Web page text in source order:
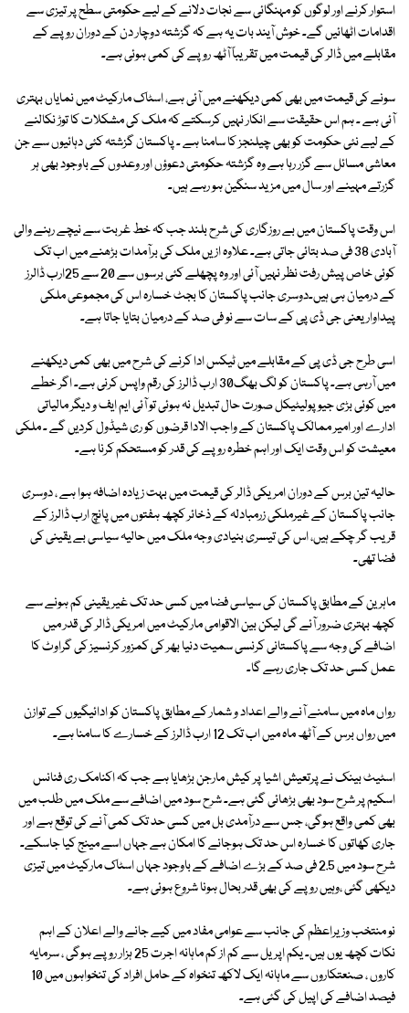
استوار کرنے اور لوگوں کو مہنگائی سے نجات دلانے کے لیے حکومتی سطح پر تیزی سے
اقدامات اٹھائیں گے۔ خوش آیند بات یہ ہے کہ گزشتہ دوچار دن کے دوران روپے کے
مقابلے میں ڈالر کی قیمت میں تقریباً آٹھ روپے کی کمی ہوئی ہے۔
سونے کی قیمت میں بھی کمی دیکھنے میں آئی ہے، اسٹاک مارکیٹ میں نمایاں بہتری
آئی ہے ۔ ہم اس حقیقت سے انکار نہیں کرسکتے کہ ملک کی مشکلات کا توڑ نکالنے
کے لیے نئی حکومت کو بھی چیلنجز کا سامنا ہے ۔ پاکستان گزشتہ کئی دہائیوں سے جن
معاشی مسائل سے گزر رہا ہے وہ گزشتہ حکومتی دعوؤں اور وعدوں کے باوجود بھی ہر
گزرتے مہینے اور سال میں مزید سنگین ہو رہے ہیں۔
اس وقت پاکستان میں بے روزگاری کی شرح بلند جب کہ خط غربت سے نیچے رہنے والی
آبادی 38 فی صد بتائی جاتی ہے۔ علاوہ ازیں ملک کی برآمدات بڑھنے میں اب تک
کوئی خاص پیش رفت نظر نہیں آئی اور وہ پچھلے کئی برسوں سے 20 سے 25ارب ڈالرز
کے درمیان ہی ہیں۔دوسری جانب پاکستان کا بجٹ خسارہ اس کی مجموعی ملکی
پیداوار یعنی جی ڈی پی کے سات سے نو فی صد کے درمیان بتایا جاتا ہے۔
اسی طرح جی ڈی پی کے مقابلے میں ٹیکس ادا کرنے کی شرح میں بھی کمی دیکھنے
میں آرہی ہے۔ پاکستان کو لگ بھگ30 ارب ڈالرز کی رقم واپس کرنی ہے۔ اگر خطے
میں کوئی بڑی جیو پولیٹیکل صورت حال تبدیل نہ ہوئی تو آئی ایم ایف و دیگر مالیاتی
ادارے اور امیر ممالک پاکستان کے واجب الادا قرضوں کو ری شیڈول کردیں گے ۔ ملکی
معیشت کو اس وقت ایک اور اہم خطرہ روپے کی قدر کو مستحکم کرنا ہے۔
حالیہ تین برس کے دوران امریکی ڈالر کی قیمت میں بہت زیادہ اضافہ ہوا ہے ، دوسری
جانب پاکستان کے غیرملکی زرمبادلہ کے ذخائر کچھ ہفتوں میں پانچ ارب ڈالرز کے
قریب گر چکے ہیں، اس کی تیسری بنیادی وجہ ملک میں حالیہ سیاسی بے یقینی کی
فضا تھی۔
ماہرین کے مطابق پاکستان کی سیاسی فضا میں کسی حد تک غیر یقینی کم ہونے سے
کچھ بہتری ضرور آئے گی لیکن بین الاقوامی مارکیٹ میں امریکی ڈالر کی قدر میں
اضافے کی وجہ سے پاکستانی کرنسی سمیت دنیا بھر کی کمزور کرنسیز کی گراوٹ کا
عمل کسی حد تک جاری رہے گا۔
رواں ماہ میں سامنے آنے والے اعداد و شمار کے مطابق پاکستان کو ادائیگیوں کے توازن
میں رواں برس کے آٹھ ماہ میں اب تک 12 ارب ڈالرز کے خسارے کا سامنا ہے۔
اسٹیٹ بینک نے پرتعیش اشیا پر کیش مارجن بڑھایا ہے جب کہ اکنامک ری فنانس
اسکیم پر شرح سود بھی بڑھائی گئی ہے۔ شرح سود میں اضافے سے ملک میں طلب میں
بھی کمی واقع ہوگی، جس سے درآمدی بل میں کسی حد تک کمی آنے کی توقع ہے اور
جاری کھاتوں کا خسارہ اس حد تک ہوجانے کا امکان ہے جہاں اسے مینج کیا جاسکے۔
شرح سود میں 2.5 فی صد کے بڑے اضافے کے باوجود جہاں اسٹاک مارکیٹ میں تیزی
دیکھی گئی ،وہیں روپے کی بھی قدر بحال ہونا شروع ہوئی ہے۔
نو منتخب وزیراعظم کی جانب سے عوامی مفاد میں کیے جانے والے اعلان کے اہم
نکات کچھ یوں ہیں۔ یکم اپریل سے کم از کم ماہانہ اجرت 25 ہزار روپے ہوگی ، سرمایہ
کاروں ، صنعتکاروں سے ماہانہ ایک لاکھ تنخواہ کے حامل افراد کی تنخواہوں میں 10
فیصد اضافے کی اپیل کی گئی ہے۔